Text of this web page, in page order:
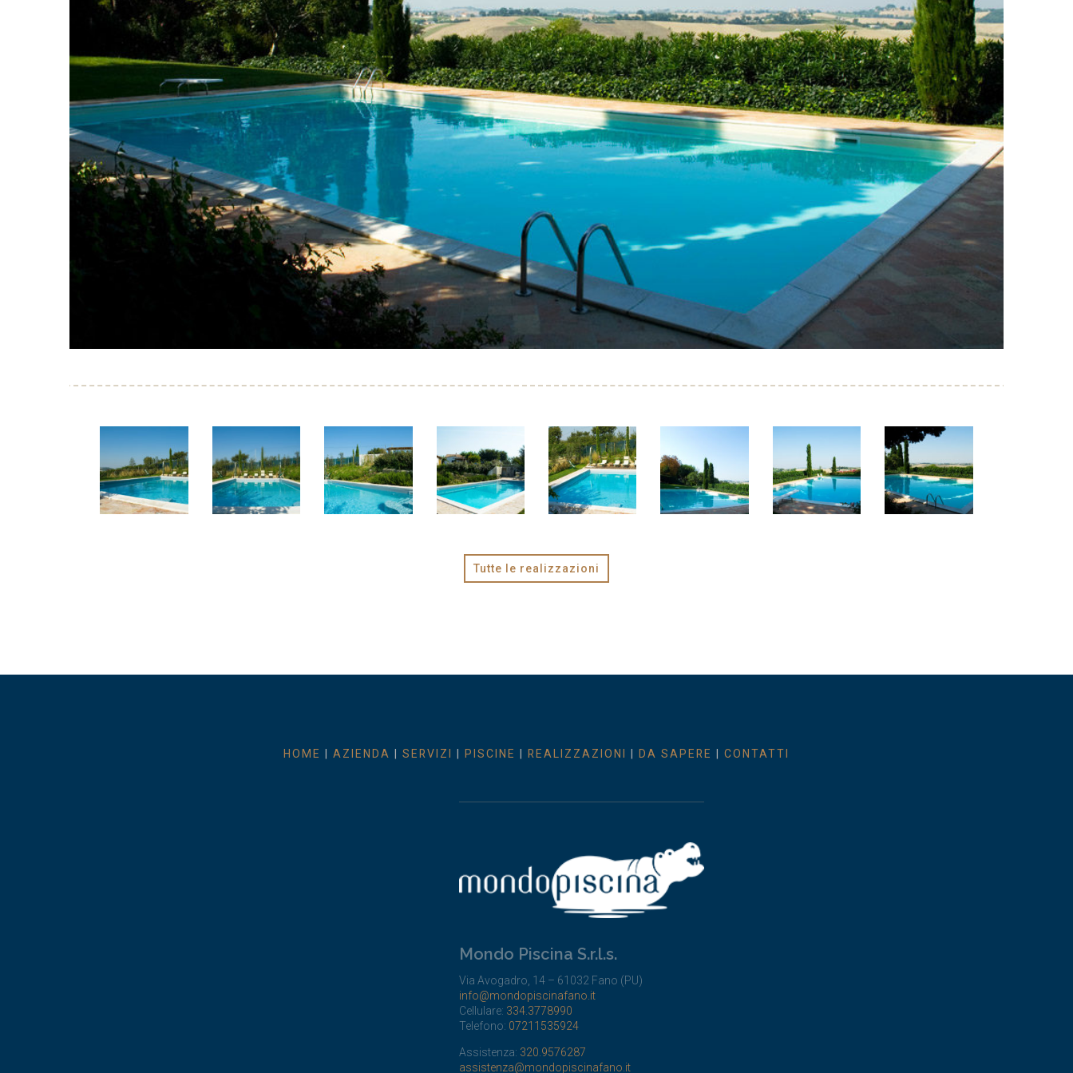
Tutte le realizzazioni
HOME AZIENDA SERVIZI PISCINE REALIZZAZIONI DA SAPERE CONTATTI
Mondo Piscina S.r.l.s.
Via Avogadro, 14 – 61032 Fano (PU)
info@mondopiscinafano.it
Cellulare: 334.3778990
Telefono: 07211535924
Assistenza: 320.9576287
assistenza@mondopiscinafano.it